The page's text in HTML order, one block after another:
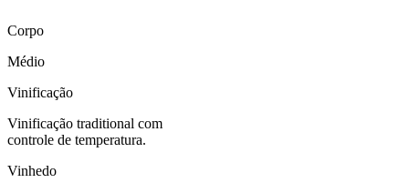
Corpo
Médio
Vinificação
Vinificação traditional com
controle de temperatura.
Vinhedo